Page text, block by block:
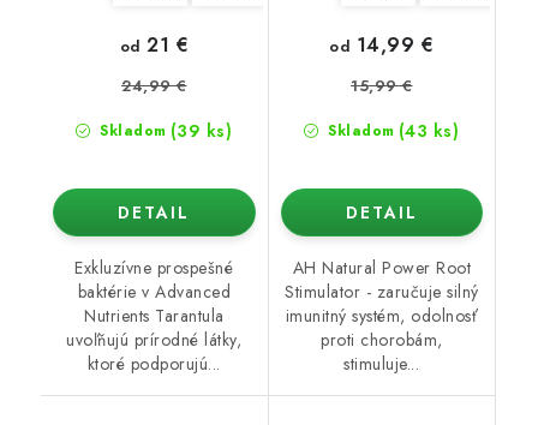
Skladom (39 ks)
od 21 €
24,99 €
DETAIL
Exkluzívne prospešné
baktérie v Advanced
Nutrients Tarantula
uvoľňujú prírodné látky,
ktoré podporujú...
Skladom (43 ks)
od 14,99 €
15,99 €
DETAIL
AH Natural Power Root
Stimulator - zaručuje silný
imunitný systém, odolnosť
proti chorobám,
stimuluje...